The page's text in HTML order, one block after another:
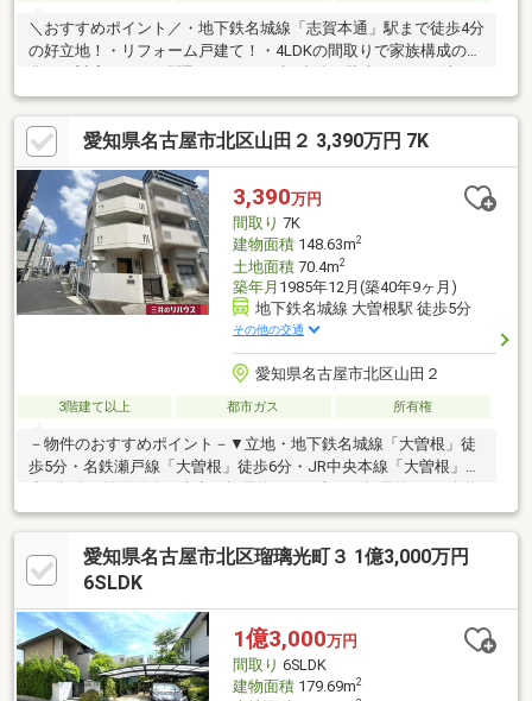
＼おすすめポイント／・地下鉄名城線「志賀本通」駅まで徒歩4分
の好立地！・リフォーム戸建て！・4LDKの間取りで家族構成の変
による)！・杉村小学校まで徒歩4分、若葉中学校まで徒歩7分！小
中学校まで徒歩10分以内の子育てに便利な立地です！・ナフコ不
二家杉栄店まで徒歩6分！普段のお買い物に便利です！・名鉄瀬戸
線「尼ケ坂」駅まで徒歩11分！2沿線利用可能な立地です！・最
寄りの志賀本通駅まで高低差は約1メートルです。平坦な道のりで
日々の通勤通学に便利です！・南付け道路に面しており採光良好
です！
愛知県名古屋市北区山田２ 3,390万円 7K
3,390万円
間取り 7K
建物面積148.63m2
土地面積70.4m2
築年月 1985年12月(築40年9ヶ月)
地下鉄名城線 大曽根駅 徒歩5分
その他の交通
愛知県名古屋市北区山田２
3階建て以上 都市ガス 所有権
－物件のおすすめポイント－▼立地・地下鉄名城線「大曽根」徒
歩5分・名鉄瀬戸線「大曽根」徒歩6分・JR中央本線「大曽根」徒
▼特徴・和室3間・洋室4部屋の7K・全居室6帖以上の広さ・作業
スペースを確保しやすいL字型キッチン・トイレ・洗面台を2箇所
に設置・納戸等の収納を確保・3箇所にバルコニー有▼周辺環境・
アミカ大曽根店 徒歩6分(約440m)・名古屋市立六郷小学校 徒歩4
━━━━━・・・物件の詳細・ご相談はお気軽にお問い合わせく
ださい。
愛知県名古屋市北区瑠璃光町３ 1億3,000万円
6SLDK
1億3,000万円
間取り 6SLDK
建物面積179.69m2